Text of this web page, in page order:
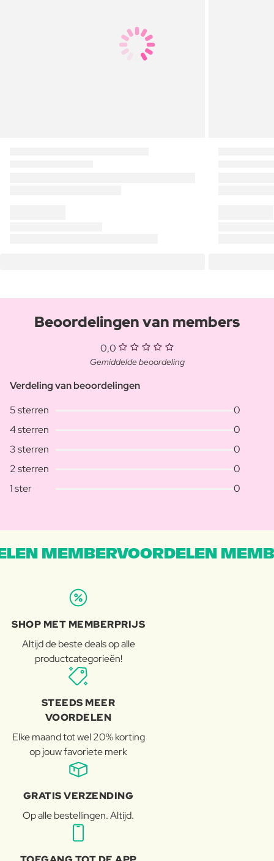
Beoordelingen van members
0,0
Gemiddelde beoordeling
Verdeling van beoordelingen
5 sterren
0
4 sterren
0
3 sterren
0
2 sterren
0
1 ster
0
MEMBERVOORDELEN
SHOP MET MEMBERPRIJS
Altijd de beste deals op alle
productcategorieën!
STEEDS MEER
VOORDELEN
Elke maand tot wel 20% korting
op jouw favoriete merk
GRATIS VERZENDING
Op alle bestellingen. Altijd.